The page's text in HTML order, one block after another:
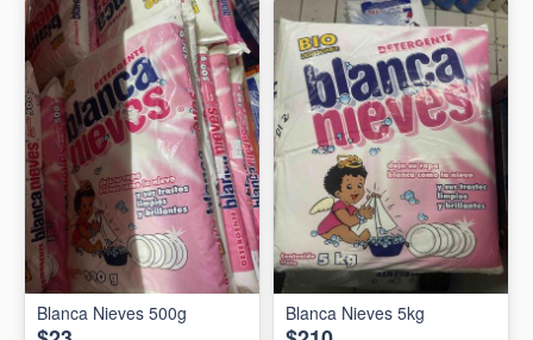
Blanca Nieves 500g Blanca Nieves 5kg